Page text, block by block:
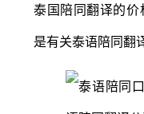
泰国陪同翻译的
是有关泰语陪同翻